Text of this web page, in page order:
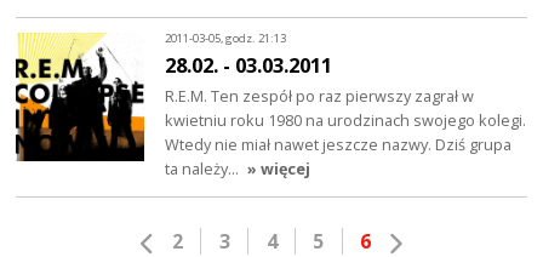
2011-03-05, godz. 21:13
28.02. - 03.03.2011
R.E.M. Ten zespół po raz pierwszy zagrał w
kwietniu roku 1980 na urodzinach swojego kolegi.
Wtedy nie miał nawet jeszcze nazwy. Dziś grupa
ta należy… » więcej
2 3 4 5 6